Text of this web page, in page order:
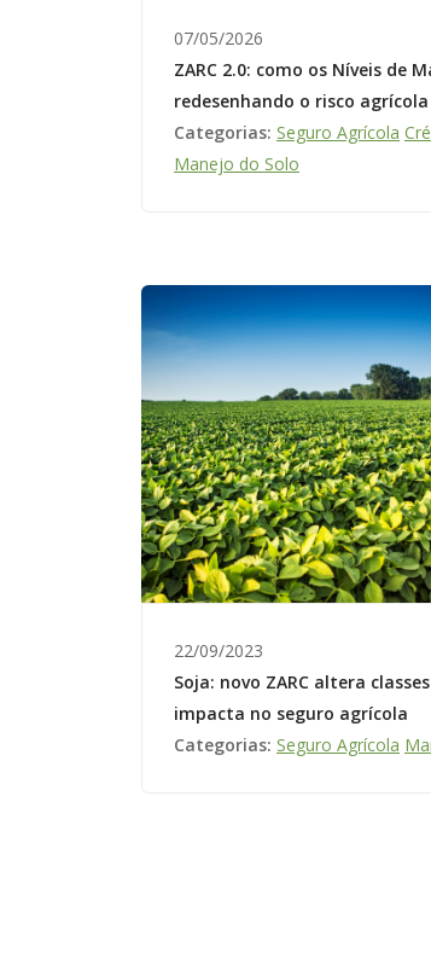
07/05/2026
ZARC 2.0: como os Níveis de
redesenhando o risco
Categorias: Seguro Agrícola
Manejo do Solo
22/09/2023
Soja: novo ZARC altera
impacta no seguro agrícola
Categorias: Seguro Agrícola